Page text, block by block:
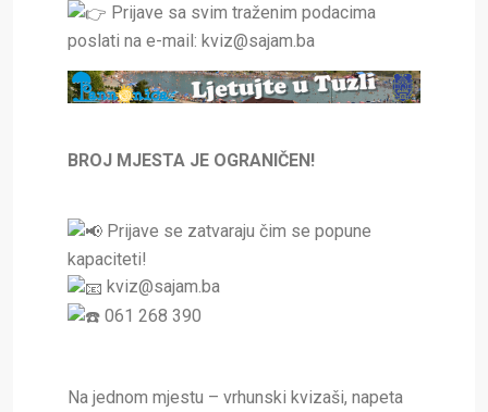
Prijave sa svim traženim podacima
poslati na e-mail: kviz@sajam.ba
BROJ MJESTA JE OGRANIČEN!
Prijave se zatvaraju čim se popune
kapaciteti!
kviz@sajam.ba
061 268 390
Na jednom mjestu – vrhunski kvizaši, napeta